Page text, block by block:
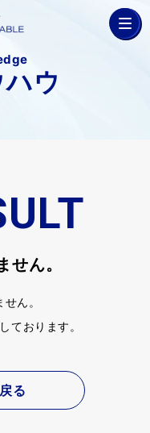
ウ
せん。
ん。
ております。
る